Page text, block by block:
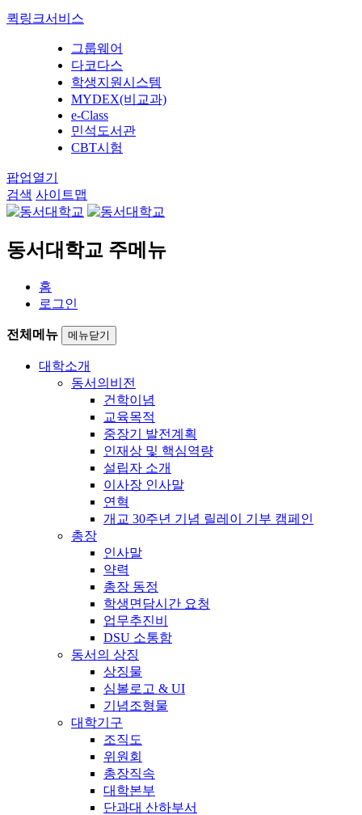
퀵링크서비스
그룹웨어
다코다스
학생지원시스템
MYDEX(비교과)
e-Class
민석도서관
CBT시험
팝업열기
검색 사이트맵
동서대학교 주메뉴
홈
로그인
전체메뉴 메뉴닫기
대학소개
동서의비전
건학이념
교육목적
중장기 발전계획
인재상 및 핵심역량
설립자 소개
이사장 인사말
연혁
개교 30주년 기념 릴레이 기부 캠페인
총장
인사말
약력
총장 동정
학생면담시간 요청
업무추진비
DSU 소통함
동서의 상징
상징물
심볼로고 & UI
기념조형물
대학기구
조직도
위원회
총장직속
대학본부
단과대 산하부서